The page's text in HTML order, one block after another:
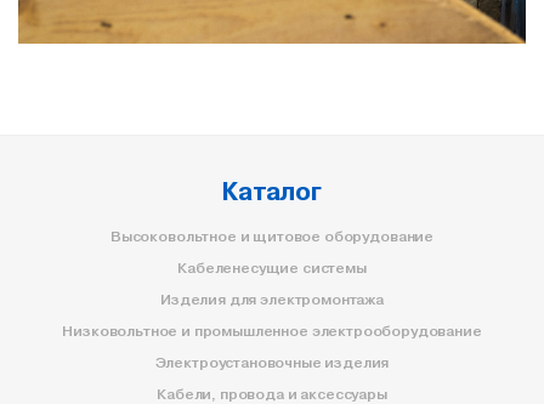
Каталог
Высоковольтное и щитовое оборудование
Кабеленесущие системы
Изделия для электромонтажа
Низковольтное и промышленное электрооборудование
Электроустановочные изделия
Кабели, провода и аксессуары